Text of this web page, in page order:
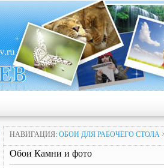
НАВИГАЦИЯ: ОБОИ ДЛЯ РАБОЧЕГО СТОЛА
Обои Камни и фото